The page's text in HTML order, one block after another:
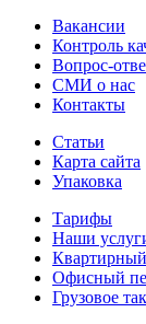
Вакансии
Контроль
Вопрос-
СМИ о нас
Контакты
Статьи
Карта сайта
Упаковка
Тарифы
Наши
Квартирный
Офисный
Грузовое